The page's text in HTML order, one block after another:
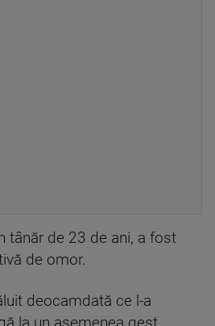
tânăr de 23 de ani, a fost
de omor.
deocamdată ce l-a